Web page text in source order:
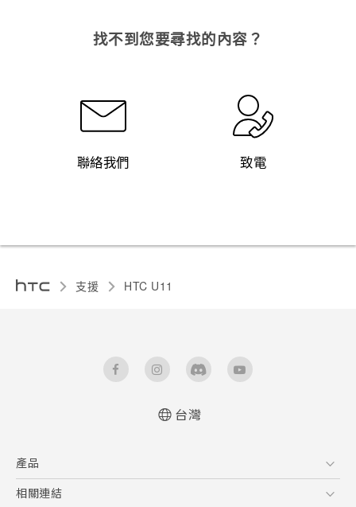
找不到您要尋找的內容？
聯絡我們 致電
支援 HTC U11‎
台灣
產品
5G
相關連結